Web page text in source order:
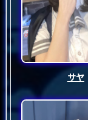
サヤ